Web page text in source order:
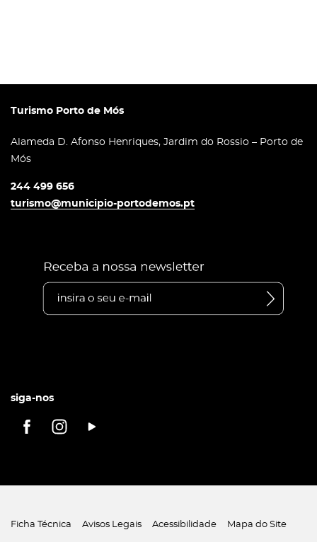
Turismo Porto de Mós
Alameda D. Afonso Henriques, Jardim do Rossio – Porto de
Mós
244 499 656
turismo@municipio-portodemos.pt
siga-nos
Ficha Técnica Avisos Legais Acessibilidade Mapa do Site